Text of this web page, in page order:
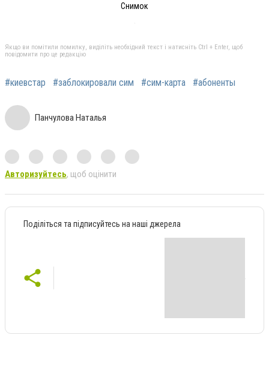
Снимок
Якщо ви помітили помилку, виділіть необхідний текст і натисніть Ctrl + Enter, щоб
повідомити про це редакцію
#киевстар #заблокировали сим #сим-карта #абоненты
Панчулова Наталья
Авторизуйтесь, щоб оцінити
Поділіться та підписуйтесь на наші джерела